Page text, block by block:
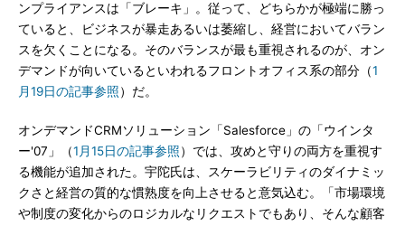
ンプライアンスは「ブレーキ」。従って、どちらかが極端に勝っ
ていると、ビジネスが暴走あるいは萎縮し、経営においてバラン
スを欠くことになる。そのバランスが最も重視されるのが、オン
デマンドが向いているといわれるフロントオフィス系の部分（1
月19日の記事参照）だ。
オンデマンドCRMソリューション「Salesforce」の「ウインタ
ー'07」（1月15日の記事参照）では、攻めと守りの両方を重視す
る機能が追加された。宇陀氏は、スケーラビリティのダイナミッ
クさと経営の質的な慣熟度を向上させると意気込む。「市場環境
や制度の変化からのロジカルなリクエストでもあり、そんな顧客